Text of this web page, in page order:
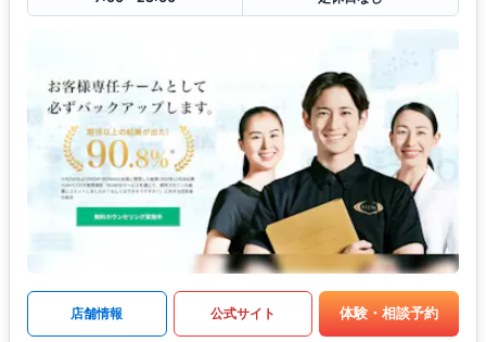
店舗情報 公式サイト 体験・相談予約